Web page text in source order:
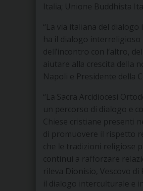
Italia; Unione Buddhista
“La via italiana del
ha il dialogo interreligioso
dell’incontro con l’altro,
aiutare alla crescita della
Napoli e Presidente della
“La Sacra Arcidiocesi
un percorso di dialogo e
Chiese cristiane presenti
di promuovere il rispetto
che le tradizioni religiose
continui a rafforzare
rileva Dionisio, Vescovo di
il dialogo interculturale e